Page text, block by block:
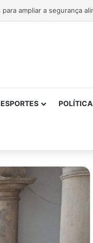
ESPORTES POLÍTICA